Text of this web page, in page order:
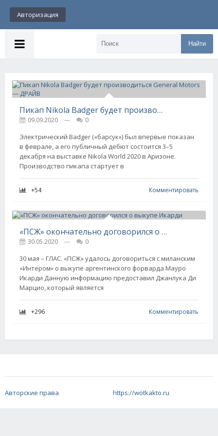
Авторизация
Найти
Пикап Nikola Badger будет производиться General Motors — ДРАЙВ
09.09.2020 ---
0
Электрический Badger («барсук») был впервые показан
в феврале, а его публичный дебют состоится 3–5
декабря на выставке Nikola World 2020 в Аризоне.
Производство пикапа стартует в
+54 Комментировать
«ПСЖ» окончательно договорился о выкупе Икарди
30.05.2020 ---
0
30 мая – ГЛАС. «ПСЖ» удалось договориться с миланским
«Интером» о выкупе аргентинского форварда Мауро
Икарди Данную информацию предоставил Джанлука Ди
Марцио, который является
+296 Комментировать
Авторские права https://wotkakto.ru